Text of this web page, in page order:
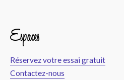
Espaces
Réservez votre essai gratuit
Contactez-nous